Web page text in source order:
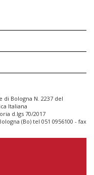
Bologna N. 2237 del
Italiana
d.lgs 70/2017
(Bo) tel 051 0956100 - fax